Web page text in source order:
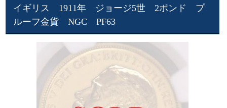
イギリス 1911年 ジョージ5世 2ポンド プ
ルーフ金貨 NGC PF63